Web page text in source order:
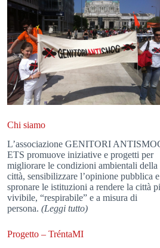
Chi siamo
L’associazione GENITORI
ETS promuove iniziative e progetti per
migliorare le condizioni ambientali della
città, sensibilizzare l’opinione pubblica e
spronare le istituzioni a rendere la città
vivibile, “respirabile” e a misura di
persona.(Leggi tutto)
Progetto – TréntaMI